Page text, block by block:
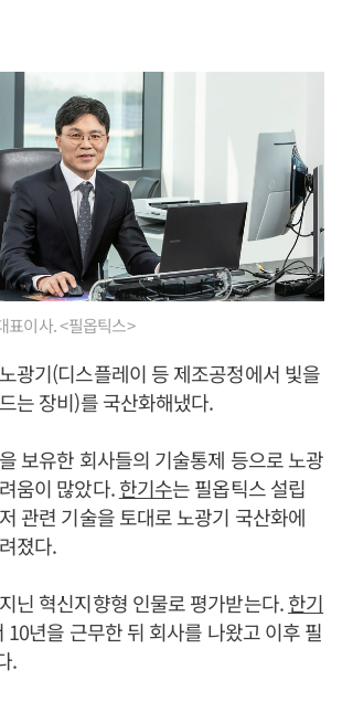
표이사. <필옵틱스>
광기(디스플레이 등 제조공정에서 빛을
는 장비)를 국산화해냈다.
보유한 회사들의 기술통제 등으로 노광
움이 많았다.한기수는 필옵틱스 설립
관련 기술을 토대로 노광기 국산화에
졌다.
닌 혁신지향형 인물로 평가받는다.한기
10년을 근무한 뒤 회사를 나왔고 이후 필
.